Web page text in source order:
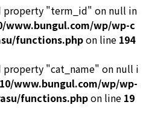
property "term_id" on null in
www.bungul.com/wp/wp-c
functions.phpon line 194
"cat_name" on null i
www.bungul.com/wp/wp-
functions.phpon line 19